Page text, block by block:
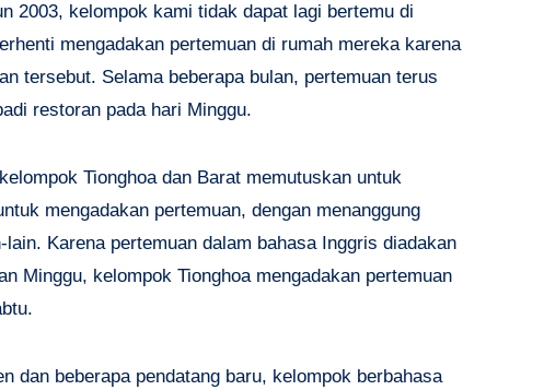
2003, kelompok kami tidak dapat lagi bertemu di
mengadakan pertemuan di rumah mereka karena
tersebut. Selama beberapa bulan, pertemuan terus
restoran pada hari Minggu.
Tionghoa dan Barat memutuskan untuk
mengadakan pertemuan, dengan menanggung
Karena pertemuan dalam bahasa Inggris diadakan
Minggu, kelompok Tionghoa mengadakan pertemuan
dan beberapa pendatang baru, kelompok berbahasa